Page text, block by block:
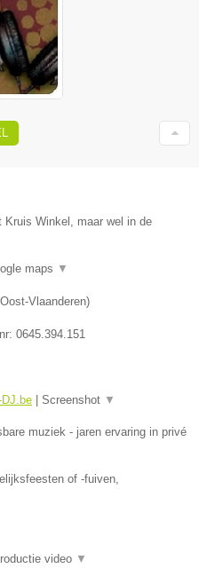
Winkel, maar wel in de
maps ▼
Oost-Vlaanderen)
0645.394.151
Screenshot ▼
muziek - jaren ervaring in privé
of -fuiven,
video ▼